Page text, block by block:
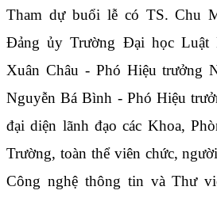
Tham dự buổi lễ có TS. Chu
Đảng ủy Trường Đại học Luật
Xuân Châu - Phó Hiệu trưởng
Nguyễn Bá Bình - Phó Hiệu
đại diện lãnh đạo các Khoa,
Trường, toàn thể viên chức,
Công nghệ thông tin và Thư